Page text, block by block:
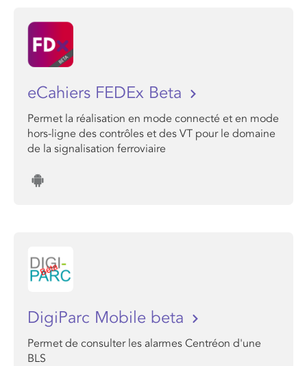
eCahiers FEDEx Beta
Permet la réalisation en mode connecté et en mode
hors-ligne des contrôles et des VT pour le domaine
de la signalisation ferroviaire
DigiParc Mobile beta
Permet de consulter les alarmes Centréon d'une
BLS